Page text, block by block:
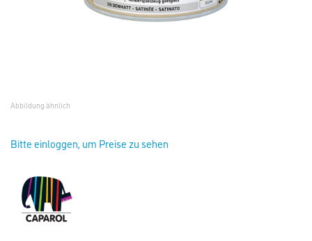
Abbildung ähnlich
Bitte einloggen, um Preise zu sehen